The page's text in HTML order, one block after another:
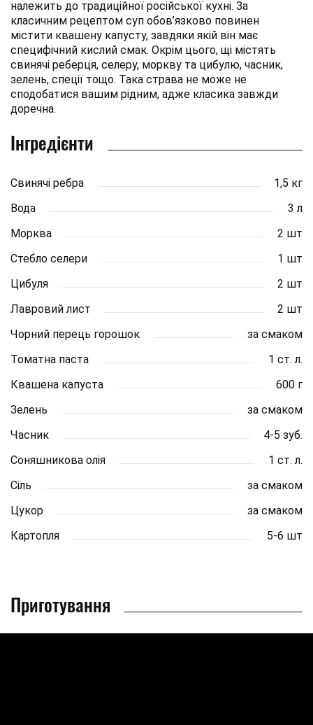
належить до традиційної російської кухні. За
класичним рецептом суп обов’язково повинен
містити квашену капусту, завдяки якій він має
специфічний кислий смак. Окрім цього, щі містять
свинячі реберця, селеру, моркву та цибулю, часник,
зелень, спеції тощо. Така страва не може не
сподобатися вашим рідним, адже класика завжди
доречна.
Інгредієнти
Свинячі ребра
1,5 кг
Вода
3 л
Морква
2 шт
Стебло селери
1 шт
Цибуля
2 шт
Лавровий лист
2 шт
Чорний перець горошок
за смаком
Томатна паста
1 ст. л.
Квашена капуста
600 г
Зелень
за смаком
Часник
4-5 зуб.
Соняшникова олія
1 ст. л.
Сіль
за смаком
Цукор
за смаком
Картопля
5-6 шт
Приготування